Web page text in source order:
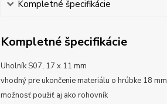
Kompletné špecifikácie
Kompletné špecifikácie
Uholník S07, 17 x 11 mm
vhodný pre ukončenie materiálu o hrúbke 18 mm
možnosť použiť aj ako rohovník